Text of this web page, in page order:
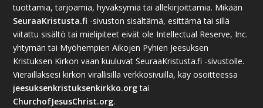
tuottamia, tarjoamia, hyväksymiä tai allekirjoittamia. Mikään
SeuraaKristusta.fi -sivuston sisältämä, esittämä tai sillä
viitattu sisältö tai mielipiteet eivät ole Intellectual Reserve, Inc.
yhtymän tai Myöhempien Aikojen Pyhien Jeesuksen
Kristuksen Kirkon vaan kuuluvat SeuraaKristusta.fi -sivustolle.
Vieraillaksesi kirkon virallisilla verkkosivuilla, käy osoitteessa
jeesuksenkristuksenkirkko.orgtai
ChurchofJesusChrist.org.